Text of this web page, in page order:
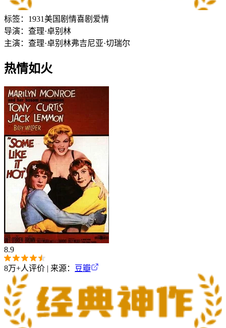
标签： 1931美国 剧情喜剧 爱情
导演： 查理·卓别林
主演： 查理·卓别林弗吉尼亚·切瑞尔
热情如火
8.9
8万+人评价 | 来源： 豆瓣